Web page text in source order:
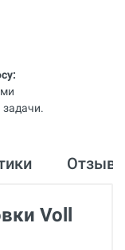
Voll